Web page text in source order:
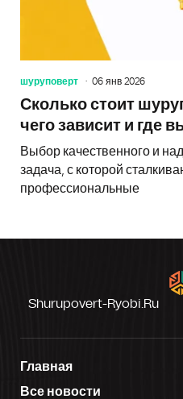
шуруповерт 06 янв 2026
Сколько стоит
чего зависит и где
Выбор качественного и
задача, с которой
профессиональные
Shurupovert-Ryobi.ru
Главная
Все новости